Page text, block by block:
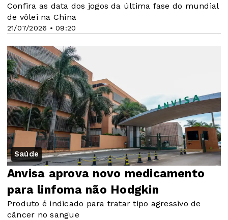
21/07/2026 • 09:20
Confira as data dos jogos da última fase do mundial
de vôlei na China
Saúde
Anvisa aprova novo medicamento
para linfoma não Hodgkin
Produto é indicado para tratar tipo agressivo de
câncer no sangue